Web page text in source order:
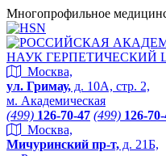
Многопрофильное
Москва,
ул. Гримау, д. 10А, стр. 2,
м. Академическая
(499) 126-70-47 (499) 126-
Москва,
Мичуринский пр-т, д. 21Б,